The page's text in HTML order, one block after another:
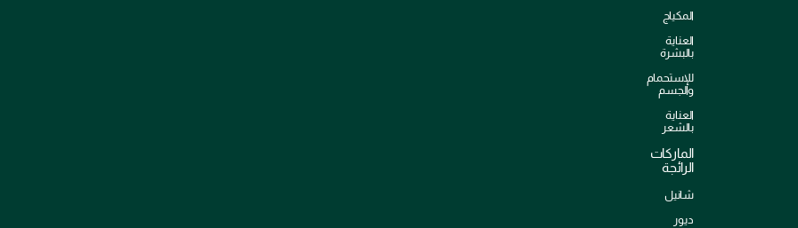
المكياج
العناية
بالبشرة
للإستحمام
والجسم
العناية
بالشعر
الماركات
الرائجة
شانيل
ديور